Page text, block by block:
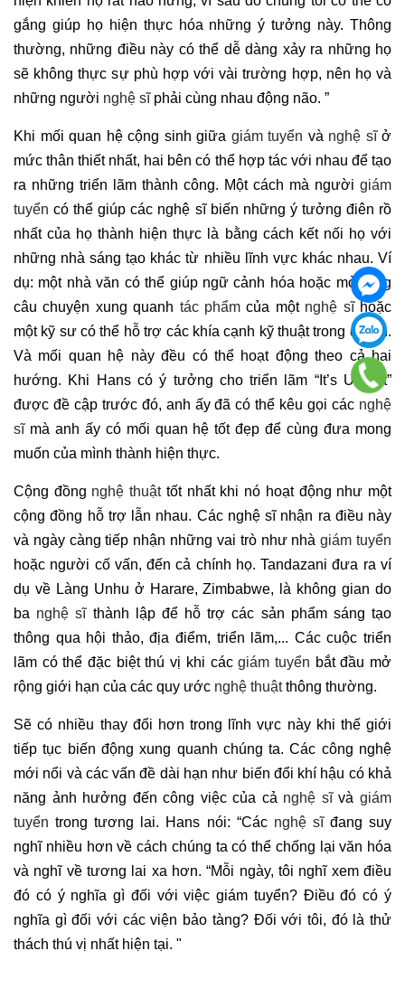
gắng giúp họ hiện thực hóa những ý tưởng này. Thông
thường, những điều này có thể dễ dàng xảy ra những họ
sẽ không thực sự phù hợp với vài trường hợp, nên họ và
những người nghệ sĩphải cùng nhau động não. ”
Khi mối quan hệ cộng sinh giữa giám tuyển và nghệ sĩở
mức thân thiết nhất, hai bên có thể hợp tác với nhau để tạo
ra những triển lãm thành công. Một cách mà người giám
tuyển có thể giúp các nghệ sĩ biến những ý tưởng điên rồ
nhất của họ thành hiện thực là bằng cách kết nối họ với
những nhà sáng tạo khác từ nhiều lĩnh vực khác nhau. Ví
dụ: một nhà văn có thể giúp ngữ cảnh hóa hoặc mở rộng
câu chuyện xung quanh tác phẩm của một nghệ sĩhoặc
một kỹ sư có thể hỗ trợ các khía cạnh kỹ thuật trong dự án.
Và mối quan hệ này đều có thể hoạt động theo cả hai
hướng. Khi Hans có ý tưởng cho triển lãm “It’s Urgent”
được đề cập trước đó, anh ấy đã có thể kêu gọi các nghệ
sĩmà anh ấy có mối quan hệ tốt đẹp để cùng đưa mong
muốn của mình thành hiện thực.
Cộng đồng nghệ thuậttốt nhất khi nó hoạt động như một
cộng đồng hỗ trợ lẫn nhau. Các nghệ sĩ nhận ra điều này
và ngày càng tiếp nhận những vai trò như nhàgiám tuyển
hoặc người cố vấn, đến cả chính họ. Tandazani đưa ra ví
dụ về Làng Unhu ở Harare, Zimbabwe, là không gian do
ba nghệ sĩthành lập để hỗ trợ các sản phẩm sáng tạo
thông qua hội thảo, địa điểm, triển lãm,... Các cuộc triển
lãm có thể đặc biệt thú vị khi cácgiám tuyển bắt đầu mở
rộng giới hạn của các quy ước nghệ thuậtthông thường.
Sẽ có nhiều thay đổi hơn trong lĩnh vực này khi thế giới
tiếp tục biến động xung quanh chúng ta. Các công nghệ
mới nổi và các vấn đề dài hạn như biến đổi khí hậu có khả
năng ảnh hưởng đến công việc của cả nghệ sĩvàgiám
tuyển trong tương lai. Hans nói: “Các nghệ sĩđang suy
nghĩ nhiều hơn về cách chúng ta có thể chống lại văn hóa
và nghĩ về tương lai xa hơn. “Mỗi ngày, tôi nghĩ xem điều
đó có ý nghĩa gì đối với việc giám tuyển? Điều đó có ý
nghĩa gì đối với các viện bảo tàng? Đối với tôi, đó là thử
thách thú vị nhất hiện tại. "